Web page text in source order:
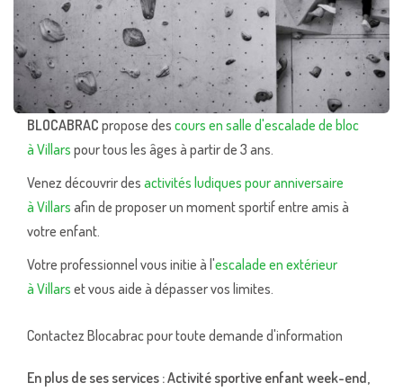
BLOCABRAC propose des cours en salle d'escalade de bloc
à Villars pour tous les âges à partir de 3 ans.
Venez découvrir des activités ludiques pour anniversaire
à Villars afin de proposer un moment sportif entre amis à
votre enfant.
Votre professionnel vous initie à l'escalade en extérieur
à Villars et vous aide à dépasser vos limites.
Contactez Blocabrac pour toute demande d'information
En plus de ses services :Activité sportive enfant week-end,